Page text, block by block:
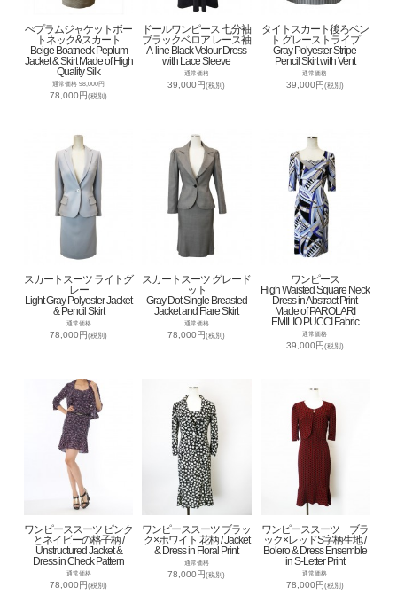
ぺプラムジャケットボー
トネック&スカート
Beige Boatneck Peplum
Jacket & Skirt Made of High
Quality Silk
通常価格 98,000円
78,000円(税別)
ドールワンピース 七分袖
ブラックベロア レース袖
A-line Black Velour Dress
with Lace Sleeve
通常価格
39,000円(税別)
タイトスカート後ろベン
ト グレーストライプ
Gray Polyester Stripe
Pencil Skirt with Vent
通常価格
39,000円(税別)
スカートスーツ ライトグ
レー
Light Gray Polyester Jacket
& Pencil Skirt
通常価格
78,000円(税別)
スカートスーツ グレード
ット
Gray Dot Single Breasted
Jacket and Flare Skirt
通常価格
78,000円(税別)
ワンピース
High Waisted Square Neck
Dress in Abstract Print
Made of PAROLARI
EMILIO PUCCI Fabric
通常価格
39,000円(税別)
ワンピーススーツ ピンク
とネイビーの格子柄 /
Unstructured Jacket &
Dress in Check Pattern
通常価格
78,000円(税別)
ワンピーススーツ ブラッ
ク×ホワイト 花柄 / Jacket
& Dress in Floral Print
通常価格
78,000円(税別)
ワンピーススーツ ブラ
ック×レッドS字柄生地 /
Bolero & Dress Ensemble
in S-Letter Print
通常価格
78,000円(税別)